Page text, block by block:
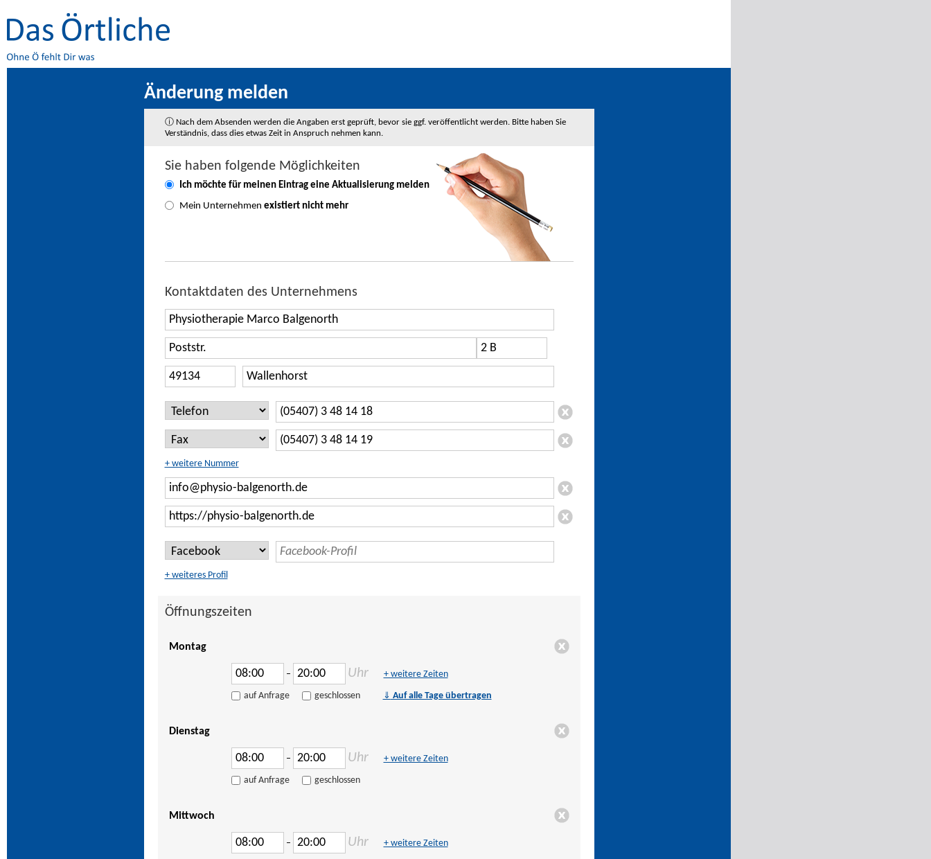
Änderung melden
ⓘ Nach dem Absenden werden die Angaben erst geprüft, bevor sie ggf. veröffentlicht werden. Bitte haben Sie
Verständnis, dass dies etwas Zeit in Anspruch nehmen kann.
Sie haben folgende Möglichkeiten
Ich möchte für meinen Eintrag eine Aktualisierungmelden
Mein Unternehmen existiert nicht mehr
Kontaktdaten des Unternehmens
+ weitere Nummer
+ weiteres Profil
Öffnungszeiten
Montag
– Uhr + weitere Zeiten
auf Anfrage geschlossen ⇓ Auf alle Tage übertragen
Dienstag
– Uhr + weitere Zeiten
auf Anfrage geschlossen
Mittwoch
– Uhr + weitere Zeiten